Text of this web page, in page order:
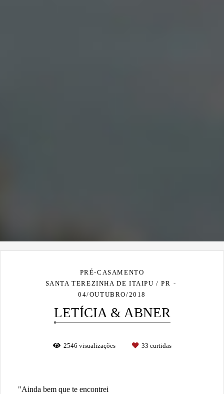
PRÉ-CASAMENTO
SANTA TEREZINHA DE ITAIPU / PR
04/OUTUBRO/2018
LETÍCIA & ABNER
2546 visualizações 33 curtidas
"Ainda bem que te encontrei